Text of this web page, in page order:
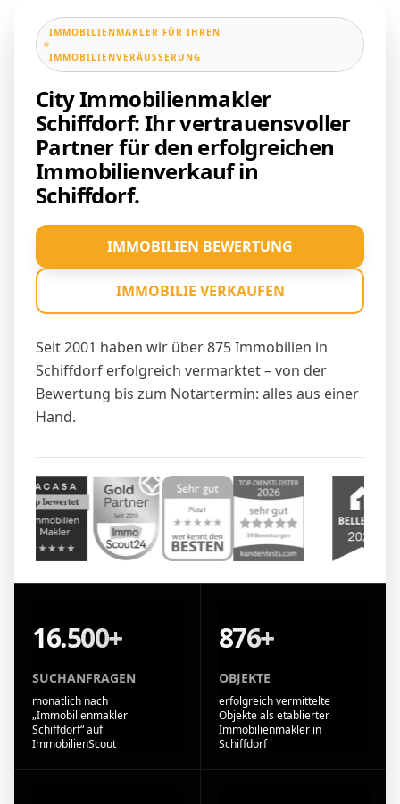
IMMOBILIENMAKLER FÜR IHREN
IMMOBILIENVERÄUSSERUNG
City Immobilienmakler
Schiffdorf: Ihr vertrauensvoller
Partner für den erfolgreichen
Immobilienverkauf in
Schiffdorf.
Seit 2001 haben wir über 875 Immobilien in
Schiffdorf erfolgreich vermarktet – von der
Bewertung bis zum Notartermin: alles aus einer
Hand.
IMMOBILIEN BEWERTUNG
IMMOBILIE VERKAUFEN
16.500+
SUCHANFRAGEN
monatlich nach
„Immobilienmakler
Schiffdorf“ auf
ImmobilienScout
876+
OBJEKTE
erfolgreich vermittelte
Objekte als etablierter
Immobilienmakler in
Schiffdorf